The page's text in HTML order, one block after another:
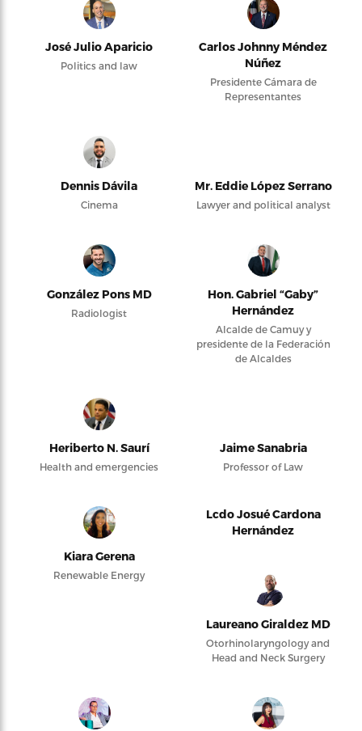
José Julio Aparicio
Politics and law
Carlos Johnny Méndez
Núñez
Presidente Cámara de
Representantes
Dennis Dávila
Cinema
Mr. Eddie López Serrano
Lawyer and political analyst
González Pons MD
Radiologist
Hon. Gabriel “Gaby”
Hernández
Alcalde de Camuy y
presidente de la Federación
de Alcaldes
Heriberto N. Saurí
Health and emergencies
Jaime Sanabria
Professor of Law
Kiara Gerena
Renewable Energy
Lcdo Josué Cardona
Hernández
Laureano Giraldez MD
Otorhinolaryngology and
Head and Neck Surgery